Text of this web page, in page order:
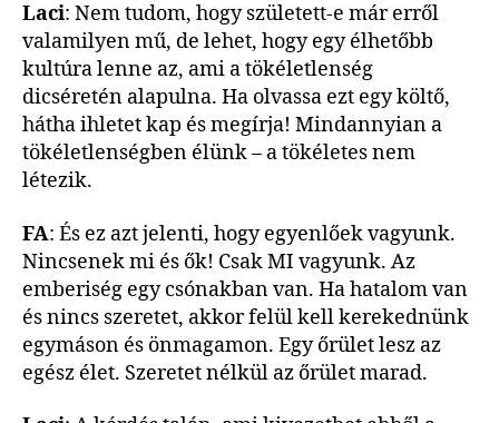
Laci: Nem tudom, hogy született-e már erről
valamilyen mű, de lehet, hogy egy élhetőbb
kultúra lenne az, ami a tökéletlenség
dicséretén alapulna. Ha olvassa ezt egy költő,
hátha ihletet kap és megírja! Mindannyian a
tökéletlenségben élünk – a tökéletes nem
létezik.
FA: És ez azt jelenti, hogy egyenlőek vagyunk.
Nincsenek mi és ők! Csak MI vagyunk. Az
emberiség egy csónakban van. Ha hatalom van
és nincs szeretet, akkor felül kell kerekednünk
egymáson és önmagamon. Egy őrület lesz az
egész élet. Szeretet nélkül az őrület marad.